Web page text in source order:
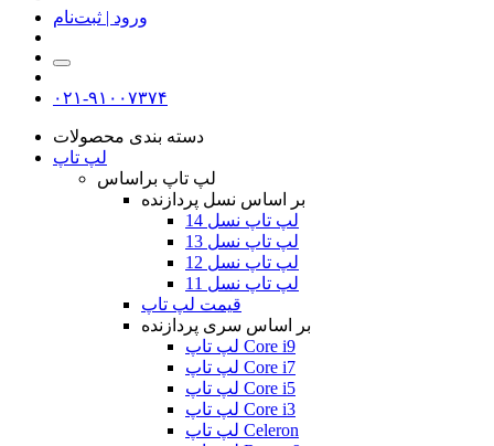
ورود | ثبت‌نام
۰۲۱-۹۱۰۰۷۳۷۴
دسته بندی محصولات
لپ تاپ
لپ تاپ براساس
بر اساس نسل پردازنده
لپ تاپ نسل 14
لپ تاپ نسل 13
لپ تاپ نسل 12
لپ تاپ نسل 11
قیمت لپ تاپ
بر اساس سری پردازنده
لپ تاپ Core i9
لپ تاپ Core i7
لپ تاپ Core i5
لپ تاپ Core i3
لپ تاپ Celeron